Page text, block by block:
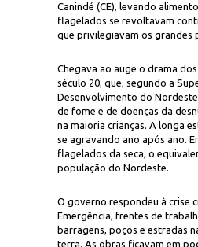
Canindé (CE), levando
flagelados se revoltavam
que privilegiavam os grandes
Chegava ao auge o drama
século 20, que, segundo a
Desenvolvimento do
de fome e de doenças da
na maioria crianças. A longa
se agravando ano após ano.
flagelados da seca, o
população do Nordeste.
O governo respondeu à crise
Emergência, frentes de
barragens, poços e estradas
terra. As obras ficavam em
que ele e sua família teriam